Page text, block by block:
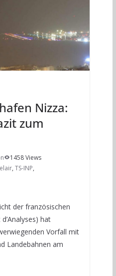
Nizza:
zum
1458 Views
, TS-INP,
der französischen
hat
Vorfall mit
Landebahnen am